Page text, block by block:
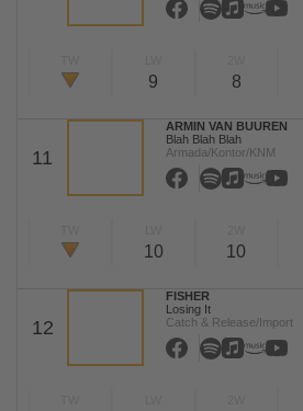
9 8
11
ARMIN VAN BUUREN
Blah Blah Blah
Armada/Kontor/KNM
10 10
12
FISHER
Losing It
Catch & Release/Import